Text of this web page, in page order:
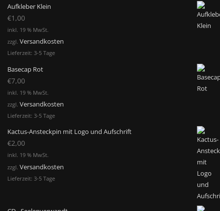
Aufkleber Klein
€1,00
inkl. 19 % MwSt.
zzgl. Versandkosten
Lieferzeit: 3-5 Tage
Basecap Rot
€7,00
inkl. 19 % MwSt.
zzgl. Versandkosten
Lieferzeit: 3-5 Tage
Kactus-Ansteckpin mit Logo und Aufschrift
€2,00
inkl. 19 % MwSt.
zzgl. Versandkosten
Lieferzeit: 3-5 Tage